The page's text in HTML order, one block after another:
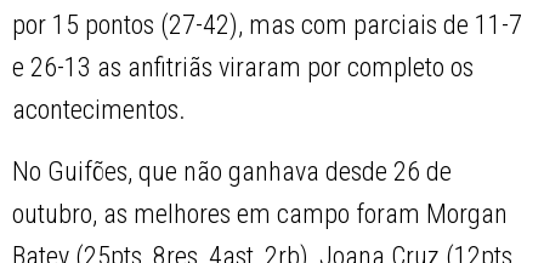
por 15 pontos (27-42), mas com parciais de 11-7
e 26-13 as anfitriãs viraram por completo os
acontecimentos.
No Guifões, que não ganhava desde 26 de
outubro, as melhores em campo foram Morgan
Batey (25pts, 8res, 4ast, 2rb), Joana Cruz (12pts,